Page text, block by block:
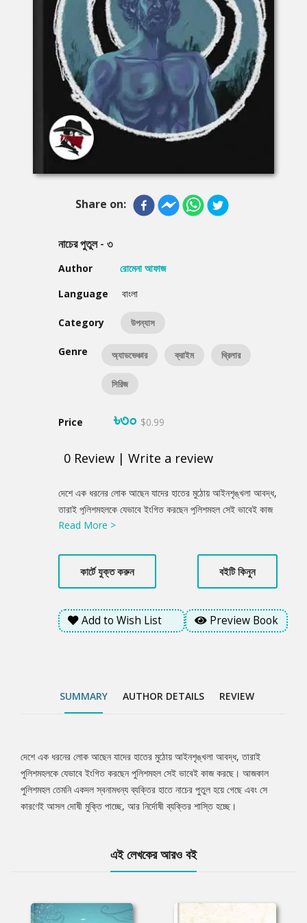
Share on:
নাচের পুতুল - ৩
Author
রোমেনা আফাজ
Language
বাংলা
Category উপন্যাস
Genre অ্যাডভেঞ্চার ক্রাইম থ্রিলার
সিরিজ
Price ৳৩০ $0.99
0 Review | Write a review
Summery
দেশে এক ধরনের লোক আছেন যাদের হাতের মুঠোয় আইনশৃঙ্খলা আবদ্ধ,
তারাই পুলিশমহলকে যেভাবে ইংগিত করছেন পুলিশমহল সেই ভাবেই কাজ
করছে। আজকাল পুলিশমহল তেমনি একদল স্বনামধন্য ব্যক্তির হাতে নাচের
ব্যক্তির শাস্তি হচ্ছে।
Read More >
কার্টে যুক্ত করুন বইটি কিনুন
Add to Wish List Preview Book
SUMMARY AUTHOR DETAILS REVIEW
Tab
Article
দেশে এক ধরনের লোক আছেন যাদের হাতের মুঠোয় আইনশৃঙ্খলা আবদ্ধ, তারাই
পুলিশমহলকে যেভাবে ইংগিত করছেন পুলিশমহল সেই ভাবেই কাজ করছে। আজকাল
পুলিশমহল তেমনি একদল স্বনামধন্য ব্যক্তির হাতে নাচের পুতুল হয়ে গেছে এবং সে
কারণেই আসল দোষী মুক্তি পাচ্ছে, আর নির্দোষী ব্যক্তির শাস্তি হচ্ছে।
এই লেখকের আরও বই